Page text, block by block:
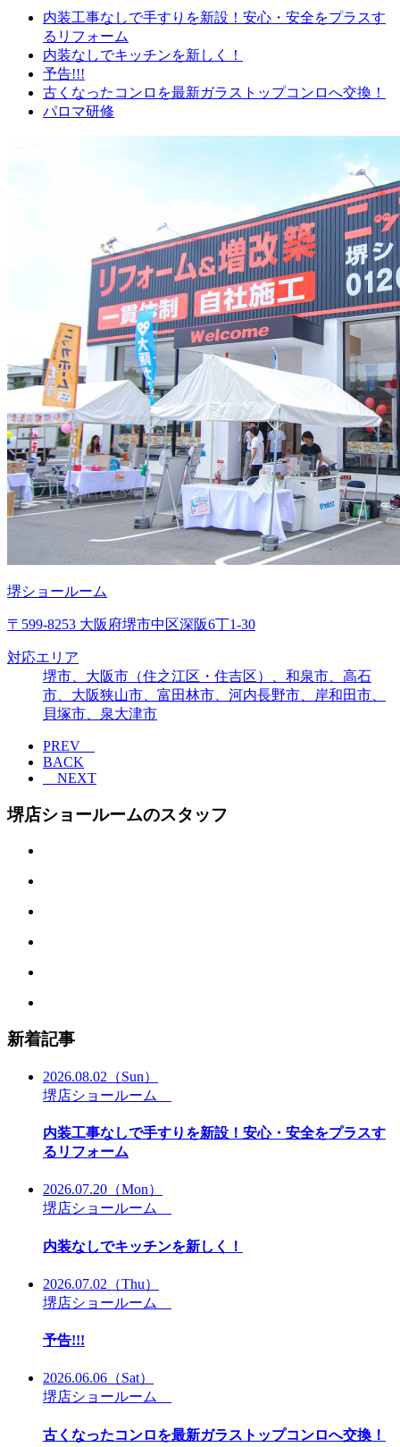
内装工事なしで手すりを新設！安心・安全をプラスす
るリフォーム
内装なしでキッチンを新しく！
予告!!!
古くなったコンロを最新ガラストップコンロへ交換！
パロマ研修
堺ショールーム
〒599-8253 大阪府堺市中区深阪6丁1-30
対応エリア
堺市、大阪市（住之江区・住吉区）、和泉市、高石
市、大阪狭山市、富田林市、河内長野市、岸和田市、
貝塚市、泉大津市
PREV
BACK
NEXT
堺店ショールームのスタッフ
新着記事
2026.08.02 （Sun）
堺店ショールーム
内装工事なしで手すりを新設！安心・安全をプラスす
るリフォーム
2026.07.20 （Mon）
堺店ショールーム
内装なしでキッチンを新しく！
2026.07.02 （Thu）
堺店ショールーム
予告!!!
2026.06.06 （Sat）
堺店ショールーム
古くなったコンロを最新ガラストップコンロへ交換！